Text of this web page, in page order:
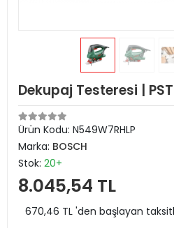
Dekupaj Testeresi |
Ürün Kodu: N549W7RHLP
Marka: BOSCH
Stok: 20+
8.045,54 TL
670,46 TL 'den başlayan